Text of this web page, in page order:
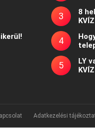
8
KVÍZ
LY
KVÍZ
Adatkezelési